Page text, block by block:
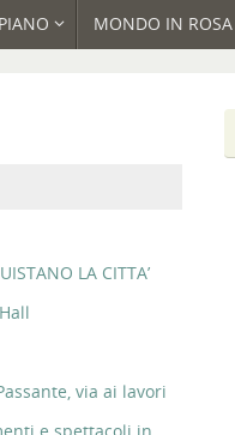
MONDO IN ROSA
LA CITTA’
via ai lavori